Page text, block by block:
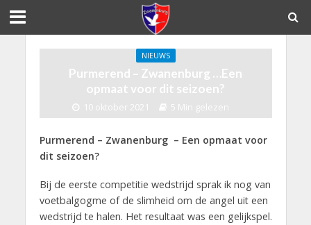
NIEUWS
Purmerend – Zwanenburg …Een
opmaat voor dit seizoen?
10 oktober 2021 5 Min gelezen
Purmerend – Zwanenburg – Een opmaat voor
dit seizoen?
Bij de eerste competitie wedstrijd sprak ik nog van
voetbalgogme of de slimheid om de angel uit een
wedstrijd te halen. Het resultaat was een gelijkspel.